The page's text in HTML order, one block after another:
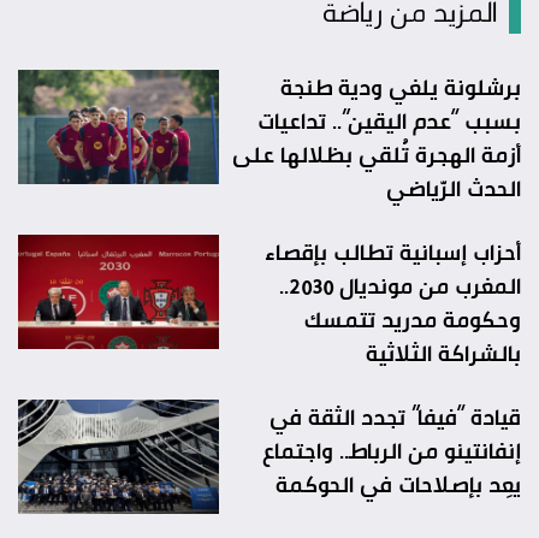
المزيد من رياضة
برشلونة يلغي ودية طنجة
بسبب “عدم اليقين”.. تداعيات
أزمة الهجرة تُلقي بظلالها على
الحدث الرّياضي
أحزاب إسبانية تطالب بإقصاء
المغرب من مونديال 2030..
وحكومة مدريد تتمسك
بالشراكة الثلاثية
قيادة “فيفا” تجدد الثقة في
إنفانتينو من الرباط.. واجتماع
يعِد بإصلاحات في الحوكمة